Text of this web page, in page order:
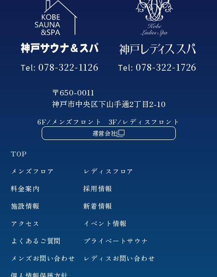
Tel: 078-322-1126 Tel: 078-322-1726
〒650-0011
神戸市中央区下山手通2丁目2-10
6F/メンズフロント 3F/レディスフロント
運営会社
TOP
メンズフロア
料金案内
施設情報
アクセス
よくあるご質問
メンズお問い合わせ
レディスフロア
採用情報
新着情報
イベント情報
プライベートサウナ
レディスお問い合わせ